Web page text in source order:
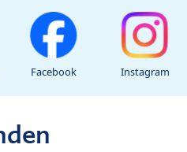
Facebook Instagram